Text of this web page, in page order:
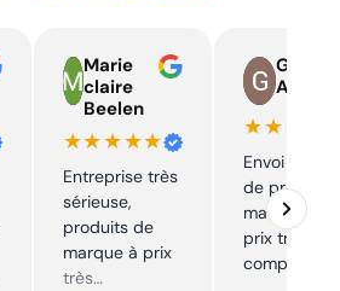
Marie
claire
Beelen
★★★★★
Entreprise très
sérieuse,
produits de
marque à prix
très
Guy
Auger
Envoi rapide
de produits
marque à
prix très
compétitif